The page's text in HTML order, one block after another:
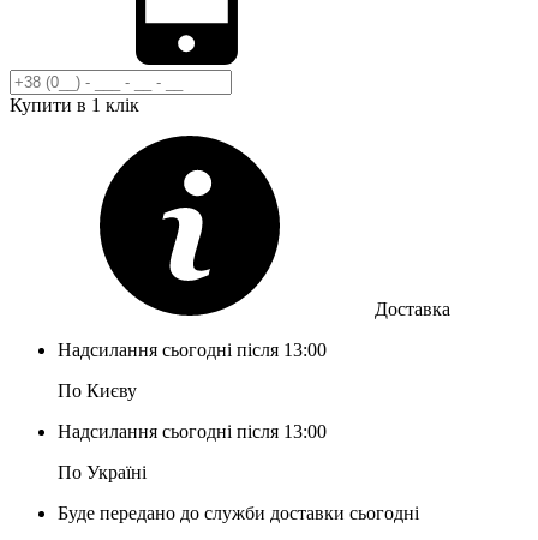
Купити в 1 клік
Доставка
Надсилання сьогодні після 13:00
По Києву
Надсилання сьогодні після 13:00
По Україні
Буде передано до служби доставки сьогодні